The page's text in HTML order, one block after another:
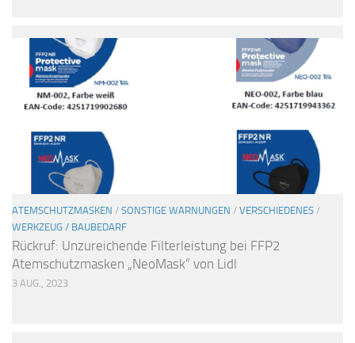
ATEMSCHUTZMASKEN / SONSTIGE WARNUNGEN / VERSCHIEDENES /
WERKZEUG / BAUBEDARF
Rückruf: Unzureichende Filterleistung bei FFP2
Atemschutzmasken „NeoMask“ von Lidl
3 AUG., 2023